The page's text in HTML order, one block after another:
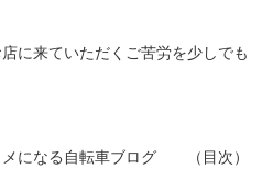
に来ていただくご苦労を少しでも
メになる自転車ブログ （目次）